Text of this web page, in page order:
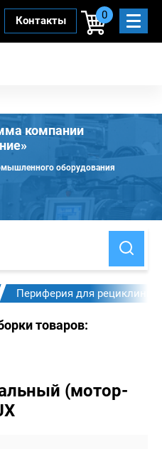
Контакты 0
компании
оборудования
Периферия для рециклинга
товаров:
(мотор-